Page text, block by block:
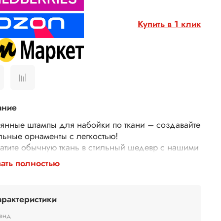
Купить в 1 клик
штампы для набойки по ткани – создавайте
орнаменты с легкостью!
обычную ткань в стильный шедевр с нашими
штампами для набойки! Идеально
для декора одежды, текстиля, сумок,
выбирают наши штампы?
– изготовлены из дерева.
оттиск – резные узоры и орнаменты гарантируют
полностью